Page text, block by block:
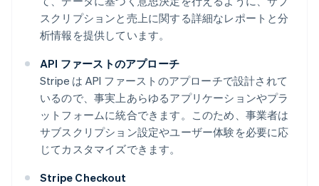
スクリプションと売上に関する詳細なレポートと分
析情報を提供しています。
API ファーストのアプローチ
Stripe は API ファーストのアプローチで設計されて
いるので、事実上あらゆるアプリケーションやプラ
ットフォームに統合できます。このため、事業者は
サブスクリプション設定やユーザー体験を必要に応
じてカスタマイズできます。
Stripe Checkout